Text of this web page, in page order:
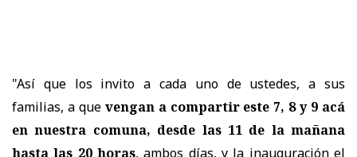
"Así que los invito a cada uno de ustedes, a sus
familias, a que vengan a compartir este 7, 8 y 9 acá
en nuestra comuna, desde las 11 de la mañana
hasta las 20 horas, ambos días, y la inauguración el